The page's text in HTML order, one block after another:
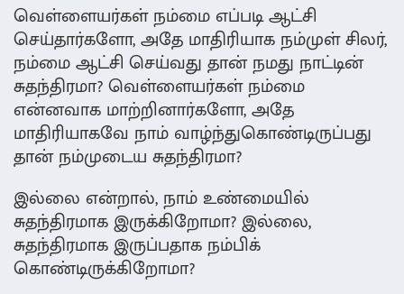
வெள்ளையர்கள் நம்மை எப்படி ஆட்சி
செய்தார்களோ, அதே மாதிரியாக நம்முள் சிலர்,
நம்மை ஆட்சி செய்வது தான் நமது நாட்டின்
சுதந்திரமா? வெள்ளையர்கள் நம்மை
என்னவாக மாற்றினார்களோ, அதே
மாதிரியாகவே நாம் வாழ்ந்துகொண்டிருப்பது
தான் நம்முடைய சுதந்திரமா?
இல்லை என்றால், நாம் உண்மையில்
சுதந்திரமாக இருக்கிறோமா? இல்லை,
சுதந்திரமாக இருப்பதாக நம்பிக்
கொண்டிருக்கிறோமா?